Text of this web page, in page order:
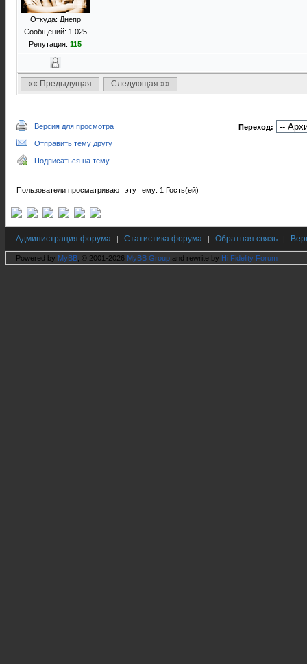
Откуда: Днепр
Сообщений: 1 025
Репутация: 115
«« Предыдущая Следующая »»
Версия для просмотра
Отправить тему другу
Подписаться на тему
Переход:
Пользователи просматривают эту тему: 1 Гость(ей)
Администрация форума | Статистика форума | Обратная связь |
Powered by MyBB , © 2001-2026 MyBB Group and rewrite by Hi Fidelity Forum